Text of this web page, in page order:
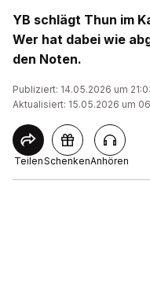
YB schlägt Thun im
Wer hat dabei wie
den Noten.
Publiziert: 14.05.2026 um
Aktualisiert: 15.05.2026 um
TeilenSchenkenAnhören